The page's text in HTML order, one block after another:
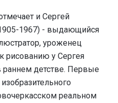
и Сергей
1967) - выдающийся
уроженец
рисованию у Сергея
раннем детстве. Первые
реальном